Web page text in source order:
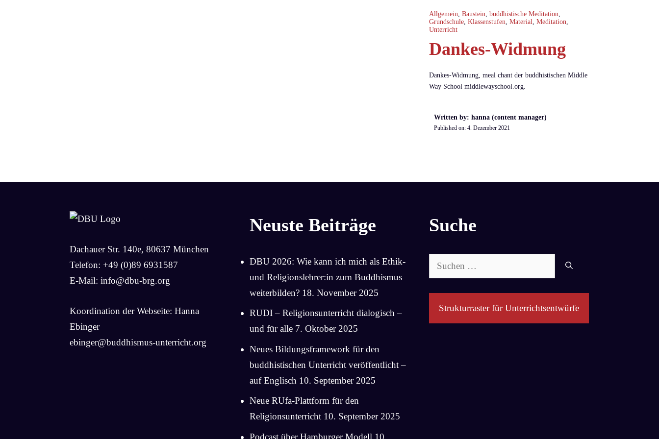
Allgemein ,Baustein ,buddhistische Meditation
Grundschule ,Klassenstufen ,Material ,Meditation
Unterricht
Dankes-Widmung
Dankes-Widmung, meal chant der buddhistischen Middle
Way School middlewayschool.org.
Written by: hanna (content manager)
Published on:4. Dezember 2021
Dachauer Str. 140e, 80637 München
Telefon: +49 (0)89 6931587
E-Mail: info@dbu-brg.org
Koordination der Webseite: Hanna
Ebinger
ebinger@buddhismus-unterricht.org
Neuste Beiträge
DBU 2026: Wie kann ich mich als Ethik-
und Religionslehrer:in zum Buddhismus
weiterbilden? 18. November 2025
RUDI – Religionsunterricht dialogisch –
und für alle 7. Oktober 2025
Neues Bildungsframework für den
buddhistischen Unterricht veröffentlicht –
auf Englisch 10. September 2025
Neue RUfa-Plattform für den
Religionsunterricht 10. September 2025
Podcast über Hamburger Modell 10.
Suche
Suchen
nach:
Strukturraster für Unterrichtsentwürfe